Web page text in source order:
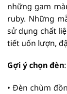
những gam
ruby. Những
sử dụng chất
tiết uốn lượn,
Gợi ý chọn đèn:
• Đèn chùm